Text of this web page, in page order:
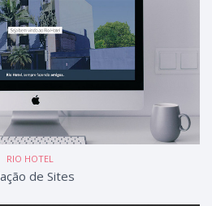
RIO HOTEL
de Sites